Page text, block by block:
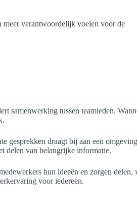
meer verantwoordelijk voelen voor de
samenwerking tussen teamleden.
gesprekken draagt bij aan een
delen van belangrijke informatie.
hun ideeën en zorgen delen,
voor iedereen.